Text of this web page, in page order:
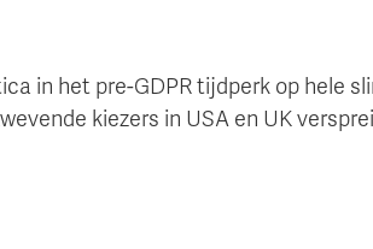
in het pre-GDPR tijdperk op hele
kiezers in USA en UK